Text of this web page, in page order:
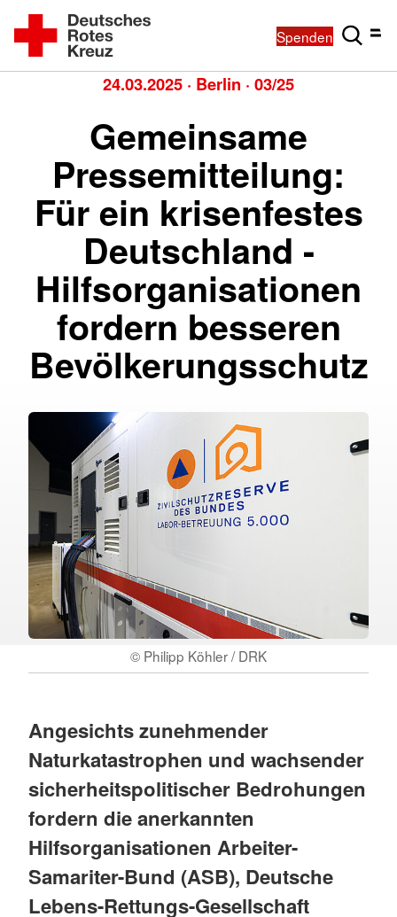
Spenden
24.03.2025 · Berlin · 03/25
Gemeinsame
Pressemitteilung:
Für ein krisenfestes
Deutschland -
Hilfsorganisationen
fordern besseren
Bevölkerungsschutz
© Philipp Köhler / DRK
Angesichts zunehmender
Naturkatastrophen und wachsender
sicherheitspolitischer Bedrohungen
fordern die anerkannten
Hilfsorganisationen Arbeiter-
Samariter-Bund (ASB), Deutsche
Lebens-Rettungs-Gesellschaft